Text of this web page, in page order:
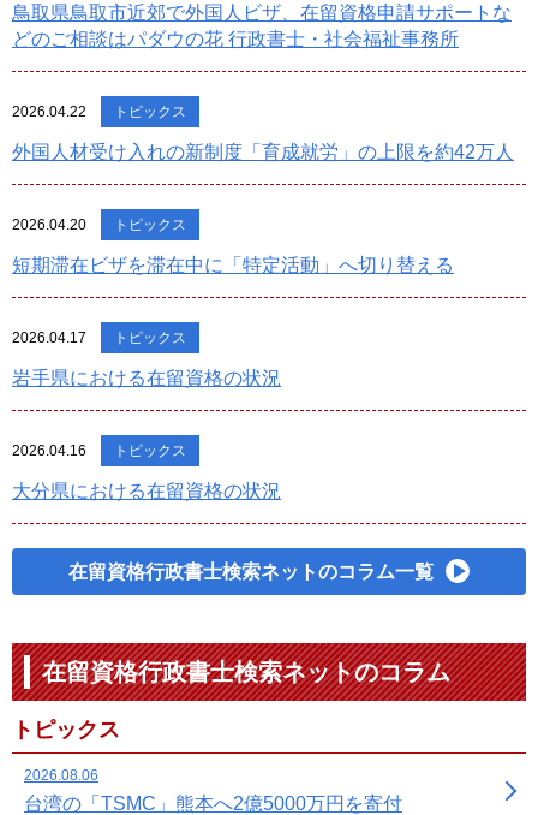
鳥取県鳥取市近郊で外国人ビザ、在留資格申請サポートな
どのご相談はパダウの花 行政書士・社会福祉事務所
2026.04.22 トピックス
外国人材受け入れの新制度「育成就労」の上限を約42万人
2026.04.20 トピックス
短期滞在ビザを滞在中に「特定活動」へ切り替える
2026.04.17 トピックス
岩手県における在留資格の状況
2026.04.16 トピックス
大分県における在留資格の状況
在留資格行政書士検索ネットのコラム一覧
在留資格行政書士検索ネットのコラム
トピックス
2026.08.06
台湾の「TSMC」熊本へ2億5000万円を寄付